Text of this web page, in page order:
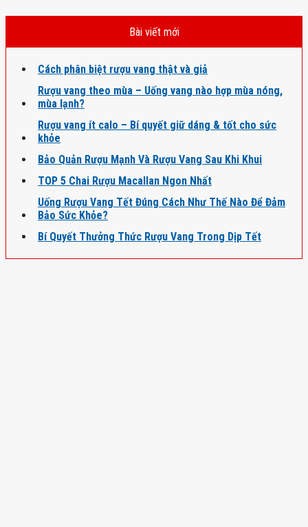
Bài viết mới
Cách phân biệt rượu vang thật và giả
Rượu vang theo mùa – Uống vang nào hợp mùa nóng,
mùa lạnh?
Rượu vang ít calo – Bí quyết giữ dáng & tốt cho sức
khỏe
Bảo Quản Rượu Mạnh Và Rượu Vang Sau Khi Khui
TOP 5 Chai Rượu Macallan Ngon Nhất
Uống Rượu Vang Tết Đúng Cách Như Thế Nào Để Đảm
Bảo Sức Khỏe?
Bí Quyết Thưởng Thức Rượu Vang Trong Dịp Tết